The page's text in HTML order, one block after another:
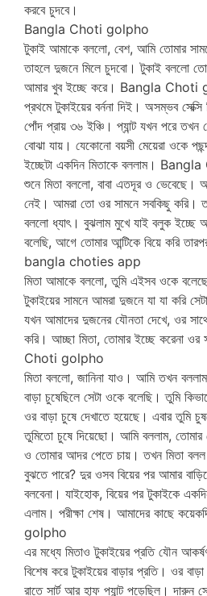
করবে চুদবে।
Bangla Choti golpho
টুকাই আমাকে বললো, বেশ, আমি তোমার
তাহলে দুজনে মিলে চুদবো। টুকাই বললো
আমার খুব ইচ্ছে করে। Bangla
প্রথমে টুকাইয়ের বর্ননা দিই। অসম্ভব সেক্সি
পোঁদ প্রায় ৩৬ ইঞ্চি। প্যান্ট যখন পরে তখন
বোঝা যায়। যেকোনো বয়সী মেয়েরা ওকে
ইচ্ছেটা একদিন মিতাকে বললাম।
শুনে মিতা বললো, বাবা এতদূর ও ভেবেছে।
নেই। আমরা তো ওর সামনে সবকিছু করি।
বললো ধ্যাৎ। বুঝলাম মুখে যাই বলুক
বলেছি, আগে তোমার আন্টিকে বিয়ে করি
bangla choties app
মিতা আমাকে বললো, তুমি এইসব ওকে
টুকাইয়ের সামনে আমরা দুজনে যা যা করি
যখন আমাদের দুজনের যৌনতা দেখে, ওর
করি। আচ্ছা মিতা, তোমার ইচ্ছে করেনা
Choti golpho
মিতা বললো, জানিনা যাও। আমি তখন
বাড়া চুষেছিলে সেটা ওকে বলেছি। তুমি
ওর বাড়া চুষে দেখাতে হয়েছে। এবার তুমি
তুমিতো চুষে দিয়েছো। আমি বললাম,
ও তোমার আদর পেতে চায়। তখন মিতা বলল
বুঝতে পারে? দুর ওসব বিয়ের পর আমার
বলবেনা। যাইহোক, বিয়ের পর টুকাইকে
এলাম। পরীক্ষা শেষ। আমাদের কাছে
golpho
এর মধ্যে মিতাও টুকাইয়ের প্রতি যৌন
বিশেষ করে টুকাইয়ের বাড়ার প্রতি। ওর
রাতে সার্ট আর হাফ প্যান্ট পড়েছিল। দারুন